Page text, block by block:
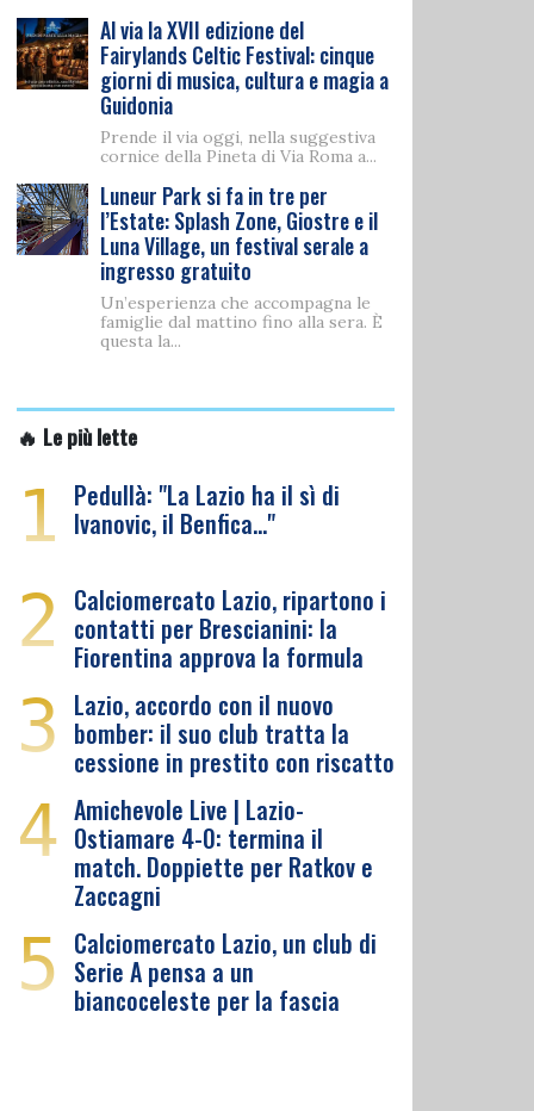
Al via la XVII edizione del
Fairylands Celtic Festival: cinque
giorni di musica, cultura e magia a
Guidonia
Prende il via oggi, nella suggestiva
cornice della Pineta di Via Roma a...
Luneur Park si fa in tre per
l’Estate: Splash Zone, Giostre e il
Luna Village, un festival serale a
ingresso gratuito
Un’esperienza che accompagna le
famiglie dal mattino fino alla sera. È
questa la...
🔥 Le più lette
1 Pedullà: "La Lazio ha il sì di
Ivanovic, il Benfica…"
2 Calciomercato Lazio, ripartono i
contatti per Brescianini: la
Fiorentina approva la formula
3 Lazio, accordo con il nuovo
bomber: il suo club tratta la
cessione in prestito con riscatto
4 Amichevole Live | Lazio-
Ostiamare 4-0: termina il
match. Doppiette per Ratkov e
Zaccagni
5 Calciomercato Lazio, un club di
Serie A pensa a un
biancoceleste per la fascia